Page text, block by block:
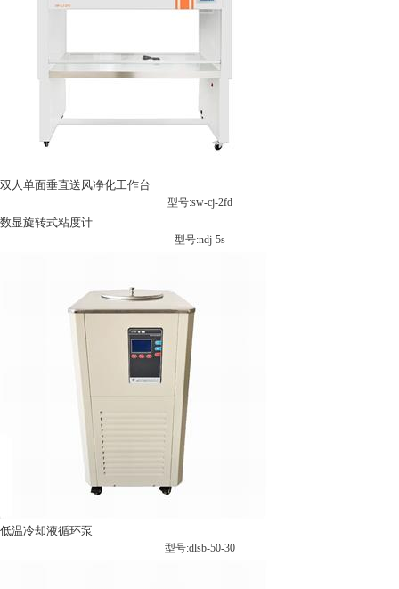
双人单面垂直送风净化工作台
型号:sw-cj-2fd
数显旋转式粘度计
型号:ndj-5s
低温冷却液循环泵
型号:dlsb-50-30